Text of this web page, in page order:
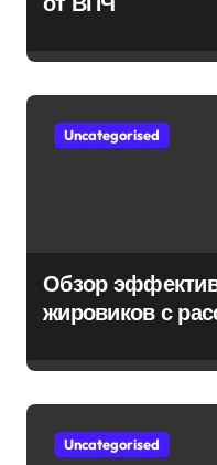
Uncategorised
Обзор
жировиков с
Uncategorised